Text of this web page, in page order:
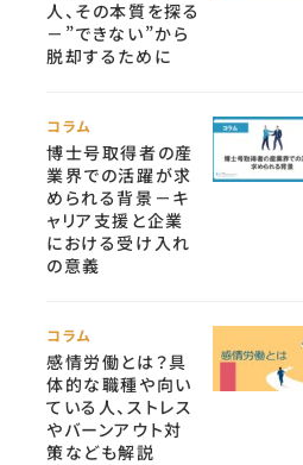
人、その本質を探る
－”できない”から
脱却するために
コラム
博士号取得者の産
業界での活躍が求
められる背景－キ
ャリア支援と企業
における受け入れ
の意義
コラム
感情労働とは？具
体的な職種や向い
ている人、ストレス
やバーンアウト対
策なども解説